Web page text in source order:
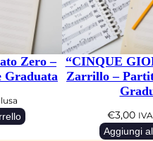
Zero –
Graduata
“CINQUE
Zarrillo –
€3,00
Aggiungi